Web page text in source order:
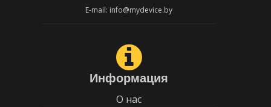
E-mail: info@mydevice.by
Информация
О нас